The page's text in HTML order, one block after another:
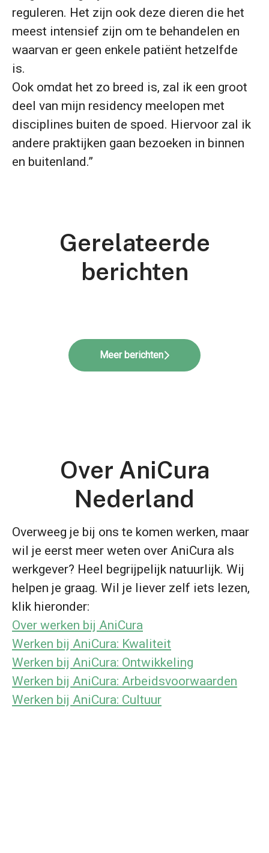
reguleren. Het zijn ook deze dieren die het
meest intensief zijn om te behandelen en
waarvan er geen enkele patiënt hetzelfde
is.
Ook omdat het zo breed is, zal ik een groot
deel van mijn residency meelopen met
disciplines buiten de spoed. Hiervoor zal ik
andere praktijken gaan bezoeken in binnen
en buitenland.”
Gerelateerde
berichten
Kijkje in de kliniek: "Dierbare
Plaatsing nieuwe MRI bij AniCura
Goed voor de startende
dierenarts én de kliniek:
Meer berichten
Over AniCura
Nederland
Overweeg je bij ons te komen werken, maar
wil je eerst meer weten over AniCura als
werkgever? Heel begrijpelijk natuurlijk. Wij
helpen je graag. Wil je liever zelf iets lezen,
klik hieronder:
Over werken bij AniCura
Werken bij AniCura: Kwaliteit
Werken bij AniCura: Ontwikkeling
Werken bij AniCura: Arbeidsvoorwaarden
Werken bij AniCura: Cultuur